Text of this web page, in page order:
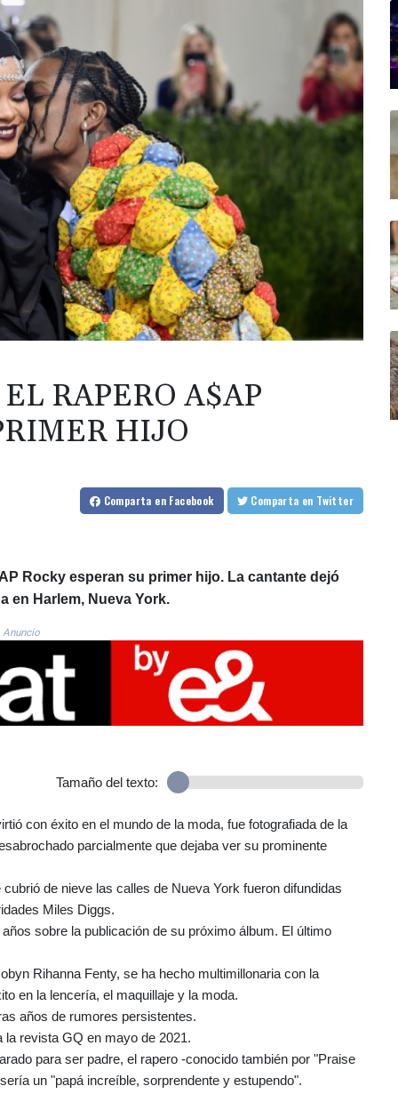
RAPERO A$AP
HIJO
Comparta en Facebook Comparta en Twitter
Rocky esperan su primer hijo. La cantante dejó
en Harlem, Nueva York.
Anuncio
Tamaño del texto:
con éxito en el mundo de la moda, fue fotografiada de la
parcialmente que dejaba ver su prominente
de nieve las calles de Nueva York fueron difundidas
Miles Diggs.
sobre la publicación de su próximo álbum. El último
Rihanna Fenty, se ha hecho multimillonaria con la
en la lencería, el maquillaje y la moda.
años de rumores persistentes.
revista GQ en mayo de 2021.
para ser padre, el rapero -conocido también por "Praise
un "papá increíble, sorprendente y estupendo".